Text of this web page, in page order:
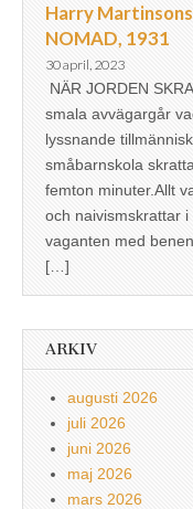
Harry
NOMAD, 1931
30 april, 2023
NÄR JORDEN
smala avvägargår
lyssnande
småbarnskola
femton minuter.Allt
och naivismskrattar
vaganten med
[…]
ARKIV
augusti 2026
juli 2026
juni 2026
maj 2026
mars 2026